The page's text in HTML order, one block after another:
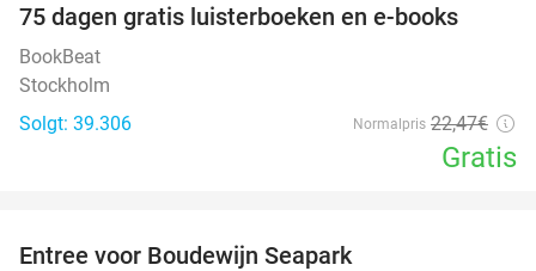
75 dagen gratis luisterboeken en e-books
BookBeat
Stockholm
Solgt: 39.306
Normalpris 22,47€
Gratis
Entree voor Boudewijn Seapark